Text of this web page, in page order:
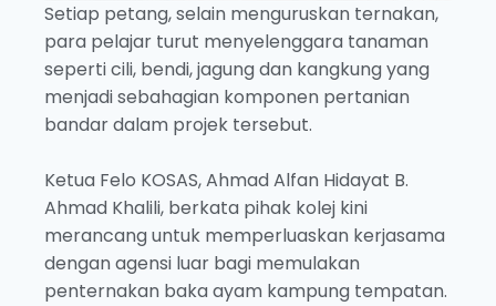
Setiap petang, selain menguruskan ternakan,
para pelajar turut menyelenggara tanaman
seperti cili, bendi, jagung dan kangkung yang
menjadi sebahagian komponen pertanian
bandar dalam projek tersebut.
Ketua Felo KOSAS, Ahmad Alfan Hidayat B.
Ahmad Khalili, berkata pihak kolej kini
merancang untuk memperluaskan kerjasama
dengan agensi luar bagi memulakan
penternakan baka ayam kampung tempatan.